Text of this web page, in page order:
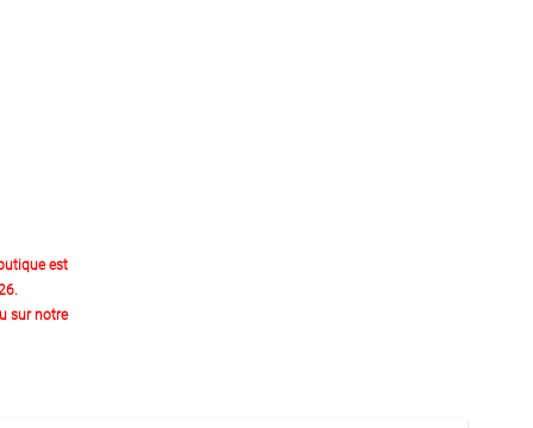
est
sur notre